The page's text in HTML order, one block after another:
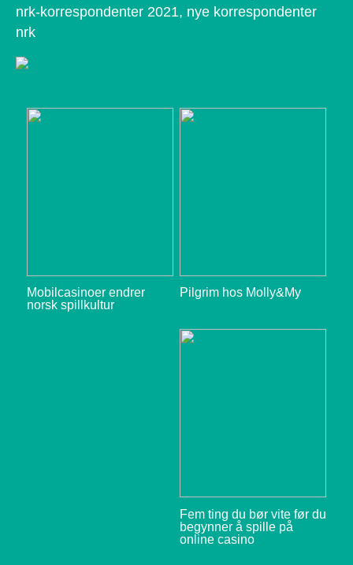
nrk-korrespondenter 2021, nye korrespondenter
nrk
Mobilcasinoer endrer
norsk spillkultur
Pilgrim hos Molly&My
Fem ting du bør vite før du
begynner å spille på
online casino